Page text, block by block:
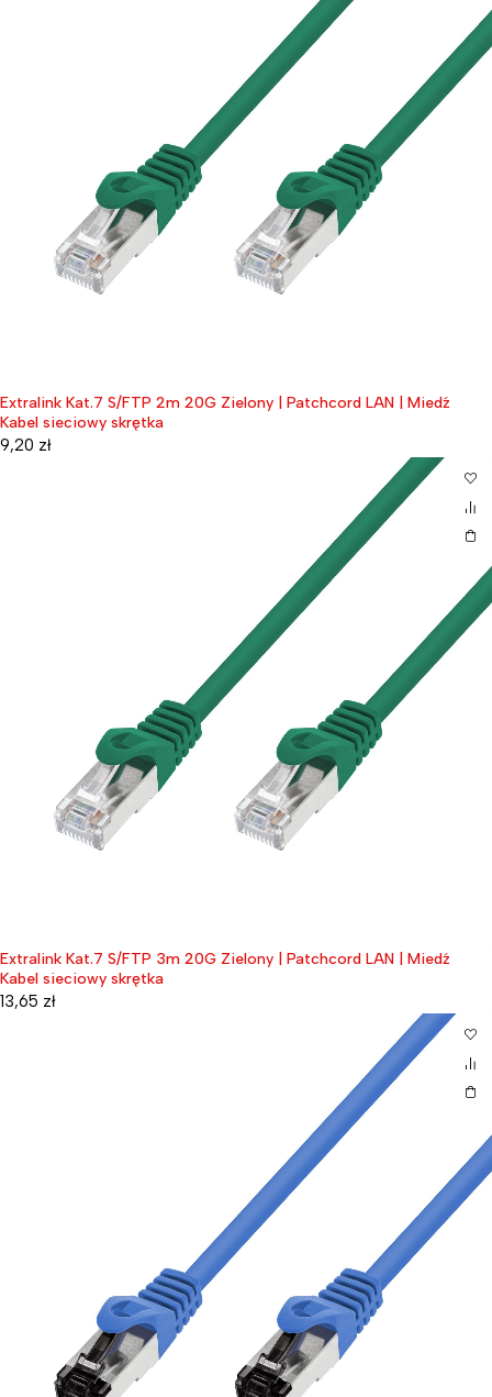
Extralink Kat.7 S/FTP 2m 20G Zielony | Patchcord LAN | Miedź
Kabel sieciowy skrętka
9,20 zł
Extralink Kat.7 S/FTP 3m 20G Zielony | Patchcord LAN | Miedź
Kabel sieciowy skrętka
13,65 zł